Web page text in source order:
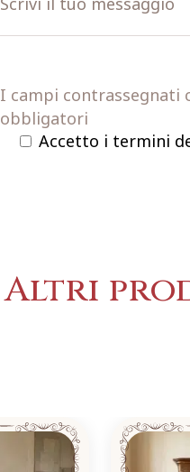
I campi contrassegnati
obbligatori
Accetto i termini
Altri